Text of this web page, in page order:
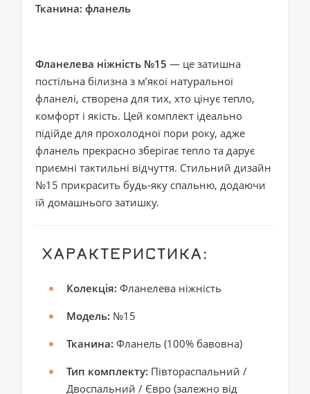
Тканина: фланель
Фланелева ніжність №15 — це затишна
постільна білизна з м’якої натуральної
фланелі, створена для тих, хто цінує тепло,
комфорт і якість. Цей комплект ідеально
підійде для прохолодної пори року, адже
фланель прекрасно зберігає тепло та дарує
приємні тактильні відчуття. Стильний дизайн
№15 прикрасить будь-яку спальню, додаючи
їй домашнього затишку.
ХАРАКТЕРИСТИКА:
Колекція: Фланелева ніжність
Модель: №15
Тканина: Фланель (100% бавовна)
Тип комплекту: Півтораспальний /
Двоспальний / Євро (залежно від